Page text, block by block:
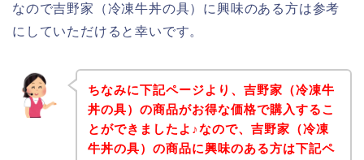
なので吉野家（冷凍牛丼の具）に興味のある方は参考
にしていただけると幸いです。
ちなみに下記ページより、吉野家（冷凍牛
丼の具）の商品がお得な価格で購入するこ
とができましたよ♪なので、吉野家（冷凍
牛丼の具）の商品に興味のある方は下記ペ